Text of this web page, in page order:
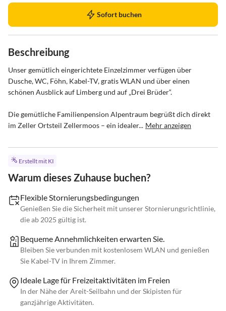
Sofort buchen
Beschreibung
Unser gemütlich eingerichtete Einzelzimmer verfügen über
Dusche, WC, Föhn, Kabel-TV, gratis WLAN und über einen
schönen Ausblick auf Limberg und auf „Drei Brüder“.
Die gemütliche Familienpension Alpentraum begrüßt dich direkt
im Zeller Ortsteil Zellermoos – ein idealer... Mehr anzeigen
Erstellt mit KI
Warum dieses Zuhause buchen?
Flexible Stornierungsbedingungen
Genießen Sie die Sicherheit mit unserer Stornierungsrichtlinie,
die ab 2025 gültig ist.
Bequeme Annehmlichkeiten erwarten Sie.
Bleiben Sie verbunden mit kostenlosem WLAN und genießen
Sie Kabel-TV in Ihrem Zimmer.
Ideale Lage für Freizeitaktivitäten im Freien
In der Nähe der Areit-Seilbahn und der Skipisten für
ganzjährige Aktivitäten.